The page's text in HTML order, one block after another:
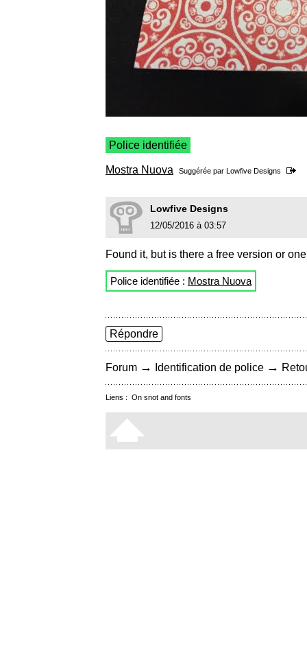
Police identifiée
Mostra Nuova Suggérée par Lowfive Designs
Lowfive Designs
12/05/2016 à 03:57
Found it, but is there a free version or
Police identifiée : Mostra Nuova
Répondre
Forum → Identification de police →
Liens : On snot and fonts